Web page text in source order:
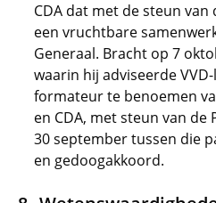
CDA dat met de steun van
een vruchtbare
Generaal. Bracht op 7
waarin hij adviseerde
formateur te benoemen
en CDA, met steun van de
30 september tussen die
en gedoogakkoord.